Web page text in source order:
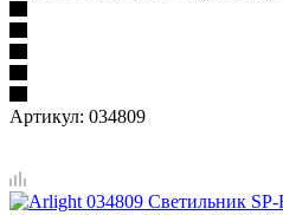
Артикул: 034809